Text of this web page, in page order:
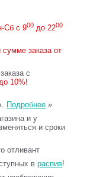
Сб с 900 до 2200
заказа от
с
10%!
Подробнее »
и у
и сроки
отливант
враспив!